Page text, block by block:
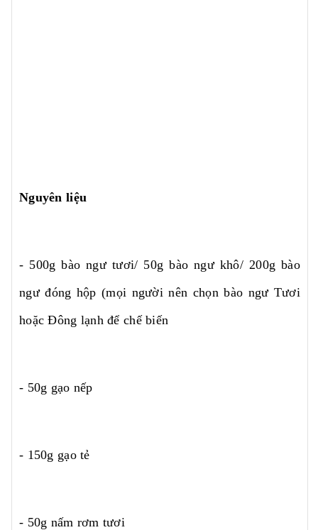
Nguyên liệu
- 500g bào ngư tươi/ 50g bào ngư khô/ 200g bào
ngư đóng hộp (mọi người nên chọn bào ngư Tươi
hoặc Đông lạnh để chế biến
- 50g gạo nếp
- 150g gạo tẻ
- 50g nấm rơm tươi